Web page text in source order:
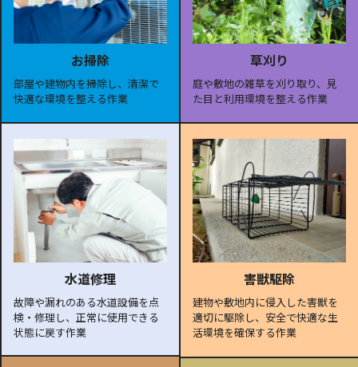
お掃除
部屋や建物内を掃除し、清潔で
快適な環境を整える作業
草刈り
庭や敷地の雑草を刈り取り、見
た目と利用環境を整える作業
水道修理
故障や漏れのある水道設備を点
検・修理し、正常に使用できる
状態に戻す作業
害獣駆除
建物や敷地内に侵入した害獣を
適切に駆除し、安全で快適な生
活環境を確保する作業